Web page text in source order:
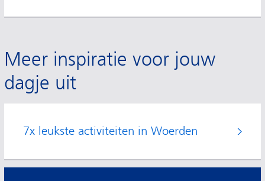
Meer inspiratie voor jouw
dagje uit
7x leukste activiteiten in Woerden